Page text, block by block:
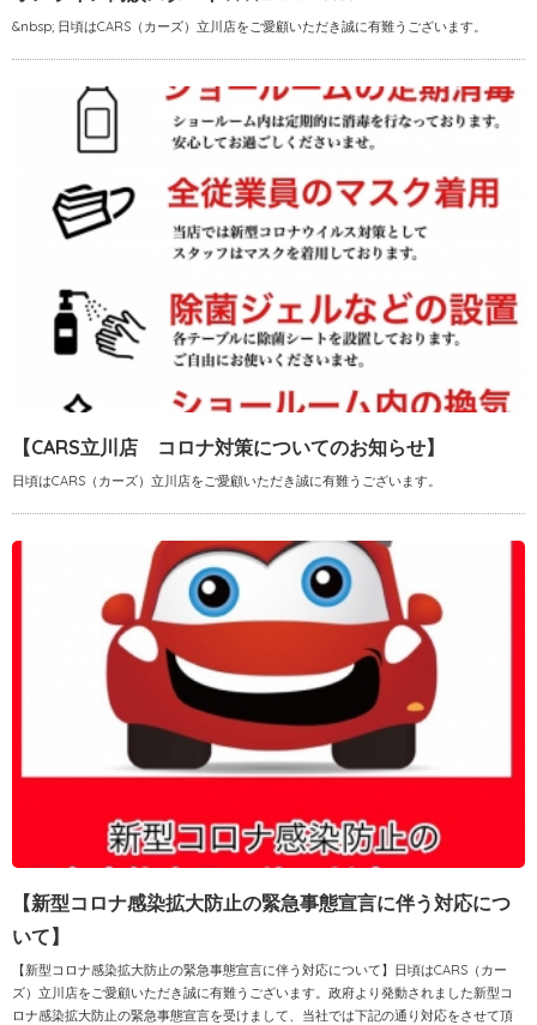
&nbsp; 日頃はCARS（カーズ）立川店をご愛顧いただき誠に有難うございます。
【CARS立川店 コロナ対策についてのお知らせ】
日頃はCARS（カーズ）立川店をご愛顧いただき誠に有難うございます。
【新型コロナ感染拡大防止の緊急事態宣言に伴う対応につ
いて】
【新型コロナ感染拡大防止の緊急事態宣言に伴う対応について】日頃はCARS（カー
ズ）立川店をご愛顧いただき誠に有難うございます。政府より発動されました新型コ
ロナ感染拡大防止の緊急事態宣言を受けまして、当社では下記の通り対応をさせて頂